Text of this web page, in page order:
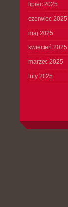
lipiec 2025
czerwiec 2025
maj 2025
kwiecień 2025
marzec 2025
luty 2025